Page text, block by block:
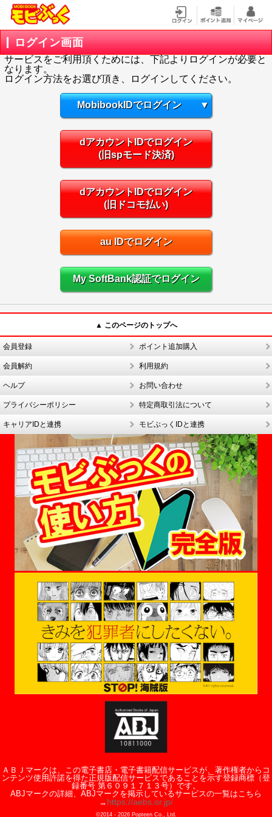
ログイン画面
サービスをご利用頂くためには、下記よりログインが必要と
なります。
ログイン方法をお選び頂き、ログインしてください。
MobibookIDでログイン ▼
dアカウントIDでログイン
(旧spモード決済)
dアカウントIDでログイン
(旧ドコモ払い)
au IDでログイン
My SoftBank認証でログイン
▲ このページのトップへ
会員登録 ポイント追加購入
会員解約 利用規約
ヘルプ お問い合わせ
プライバシーポリシー 特定商取引法について
キャリアIDと連携 モビぶっくIDと連携
ＡＢＪマークは、この電子書店・電子書籍配信サービスが、著作権者からコ
ンテンツ使用許諾を得た正規版配信サービスであることを示す登録商標（登
録番号 第６０９１７１３号）です。
ABJマークの詳細、ABJマークを掲示しているサービスの一覧はこちら
→ https://aebs.or.jp/
©2014 - 2026Popteen Co., Ltd.